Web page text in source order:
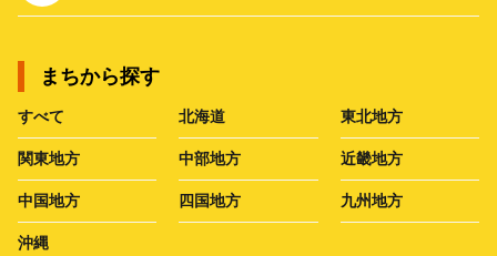
まちから探す
すべて 北海道 東北地方
関東地方 中部地方 近畿地方
中国地方 四国地方 九州地方
沖縄